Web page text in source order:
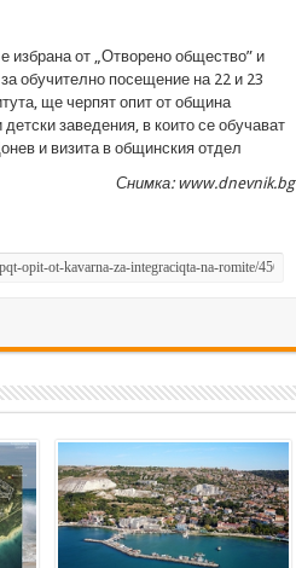
избрана от „Отворено общество” и
обучително посещение на 22 и 23
ще черпят опит от община
заведения, в които се обучават
и визита в общинския отдел
Снимка: www.dnevnik.bg